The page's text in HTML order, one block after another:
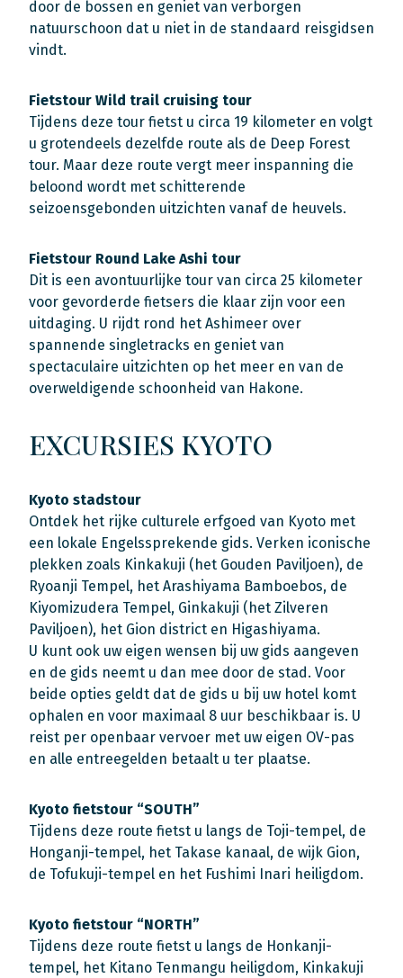
door de bossen en geniet van verborgen
natuurschoon dat u niet in de standaard reisgidsen
vindt.
Fietstour Wild trail cruising tour
Tijdens deze tour fietst u circa 19 kilometer en volgt
u grotendeels dezelfde route als de Deep Forest
tour. Maar deze route vergt meer inspanning die
beloond wordt met schitterende
seizoensgebonden uitzichten vanaf de heuvels.
Fietstour Round Lake Ashi tour
Dit is een avontuurlijke tour van circa 25 kilometer
voor gevorderde fietsers die klaar zijn voor een
uitdaging. U rijdt rond het Ashimeer over
spannende singletracks en geniet van
spectaculaire uitzichten op het meer en van de
overweldigende schoonheid van Hakone.
EXCURSIES KYOTO
Kyoto stadstour
Ontdek het rijke culturele erfgoed van Kyoto met
een lokale Engelssprekende gids. Verken iconische
plekken zoals Kinkakuji (het Gouden Paviljoen), de
Ryoanji Tempel, het Arashiyama Bamboebos, de
Kiyomizudera Tempel, Ginkakuji (het Zilveren
Paviljoen), het Gion district en Higashiyama.
U kunt ook uw eigen wensen bij uw gids aangeven
en de gids neemt u dan mee door de stad. Voor
beide opties geldt dat de gids u bij uw hotel komt
ophalen en voor maximaal 8 uur beschikbaar is. U
reist per openbaar vervoer met uw eigen OV-pas
en alle entreegelden betaalt u ter plaatse.
Kyoto fietstour “SOUTH”
Tijdens deze route fietst u langs de Toji-tempel, de
Honganji-tempel, het Takase kanaal, de wijk Gion,
de Tofukuji-tempel en het Fushimi Inari heiligdom.
Kyoto fietstour “NORTH”
Tijdens deze route fietst u langs de Honkanji-
tempel, het Kitano Tenmangu heiligdom, Kinkakuji